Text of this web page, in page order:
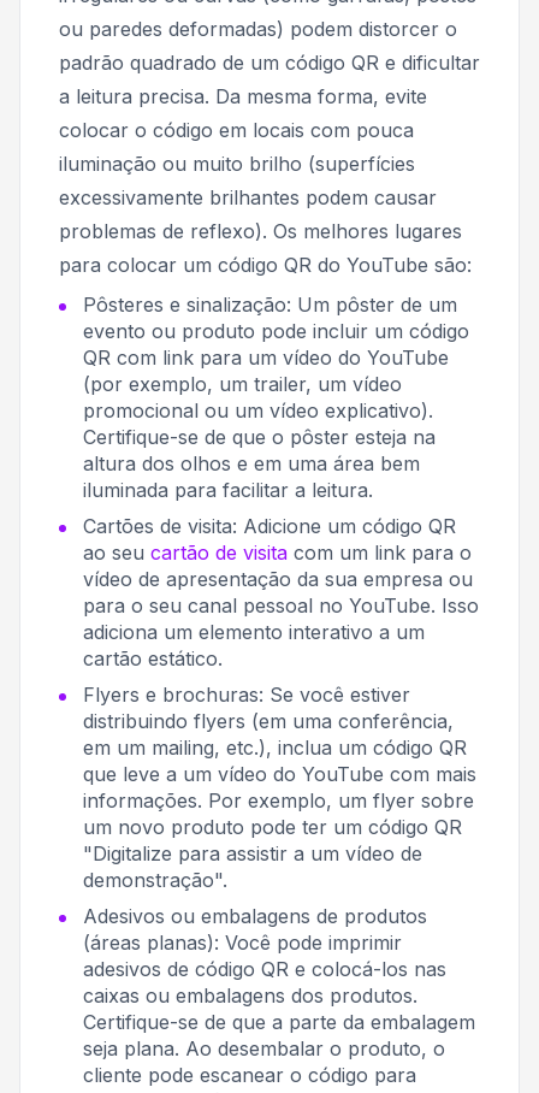
ou paredes deformadas) podem distorcer o
padrão quadrado de um código QR e dificultar
a leitura precisa. Da mesma forma, evite
colocar o código em locais com pouca
iluminação ou muito brilho (superfícies
excessivamente brilhantes podem causar
problemas de reflexo). Os melhores lugares
para colocar um código QR do YouTube são:
Pôsteres e sinalização: Um pôster de um
evento ou produto pode incluir um código
QR com link para um vídeo do YouTube
(por exemplo, um trailer, um vídeo
promocional ou um vídeo explicativo).
Certifique-se de que o pôster esteja na
altura dos olhos e em uma área bem
iluminada para facilitar a leitura.
Cartões de visita: Adicione um código QR
ao seu cartão de visita com um link para o
vídeo de apresentação da sua empresa ou
para o seu canal pessoal no YouTube. Isso
adiciona um elemento interativo a um
cartão estático.
Flyers e brochuras: Se você estiver
distribuindo flyers (em uma conferência,
em um mailing, etc.), inclua um código QR
que leve a um vídeo do YouTube com mais
informações. Por exemplo, um flyer sobre
um novo produto pode ter um código QR
"Digitalize para assistir a um vídeo de
demonstração".
Adesivos ou embalagens de produtos
(áreas planas): Você pode imprimir
adesivos de código QR e colocá-los nas
caixas ou embalagens dos produtos.
Certifique-se de que a parte da embalagem
seja plana. Ao desembalar o produto, o
cliente pode escanear o código para